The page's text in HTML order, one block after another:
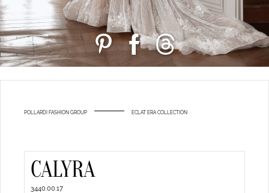
POLLARDI FASHION GROUP ECLAT ERA COLLECTION
CALYRA
3440.00.17